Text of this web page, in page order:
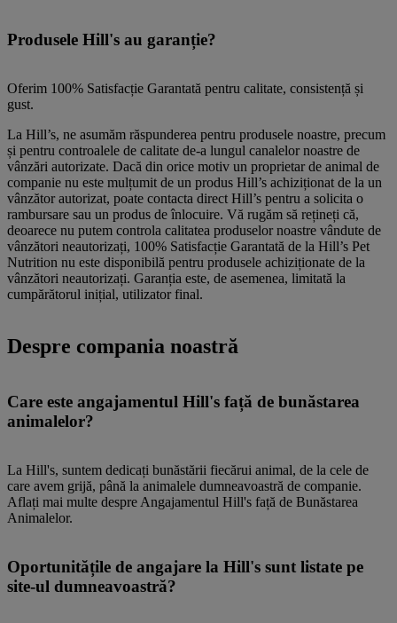
Produsele Hill's au garanție?
Oferim 100% Satisfacție Garantată pentru calitate, consistență și
gust.
La Hill’s, ne asumăm răspunderea pentru produsele noastre, precum
și pentru controalele de calitate de-a lungul canalelor noastre de
vânzări autorizate. Dacă din orice motiv un proprietar de animal de
companie nu este mulțumit de un produs Hill’s achiziționat de la un
vânzător autorizat, poate contacta direct Hill’s pentru a solicita o
rambursare sau un produs de înlocuire. Vă rugăm să rețineți că,
deoarece nu putem controla calitatea produselor noastre vândute de
vânzători neautorizați, 100% Satisfacție Garantată de la Hill’s Pet
Nutrition nu este disponibilă pentru produsele achiziționate de la
vânzători neautorizați. Garanția este, de asemenea, limitată la
cumpărătorul inițial, utilizator final.
Despre compania noastră
Care este angajamentul Hill's față de bunăstarea
animalelor?
La Hill's, suntem dedicați bunăstării fiecărui animal, de la cele de
care avem grijă, până la animalele dumneavoastră de companie.
Aflați mai multe despre Angajamentul Hill's față de Bunăstarea
Animalelor.
Oportunitățile de angajare la Hill's sunt listate pe
site-ul dumneavoastră?